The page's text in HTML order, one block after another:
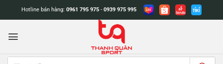
dung
Hotline bán hàng: 0961 795 975 - 0939 975 995